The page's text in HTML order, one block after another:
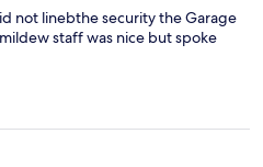
not linebthe security the Garage
staff was nice but spoke